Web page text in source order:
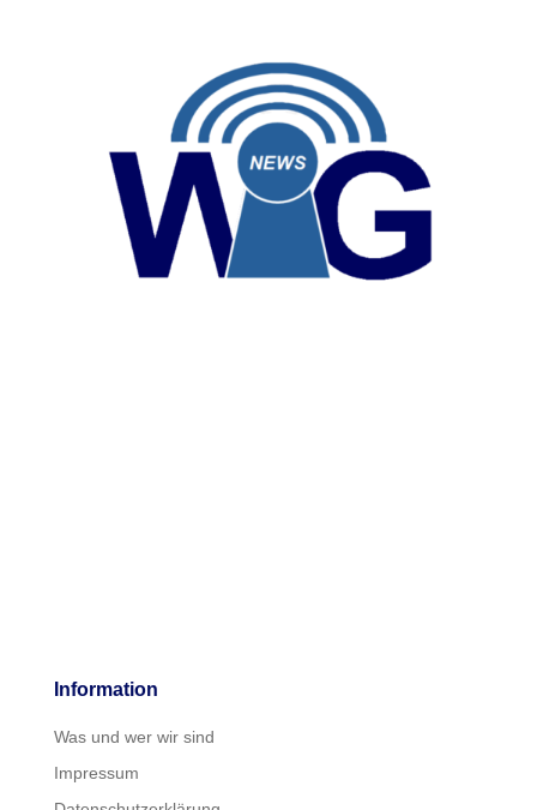
Information
Was und wer wir sind
Impressum